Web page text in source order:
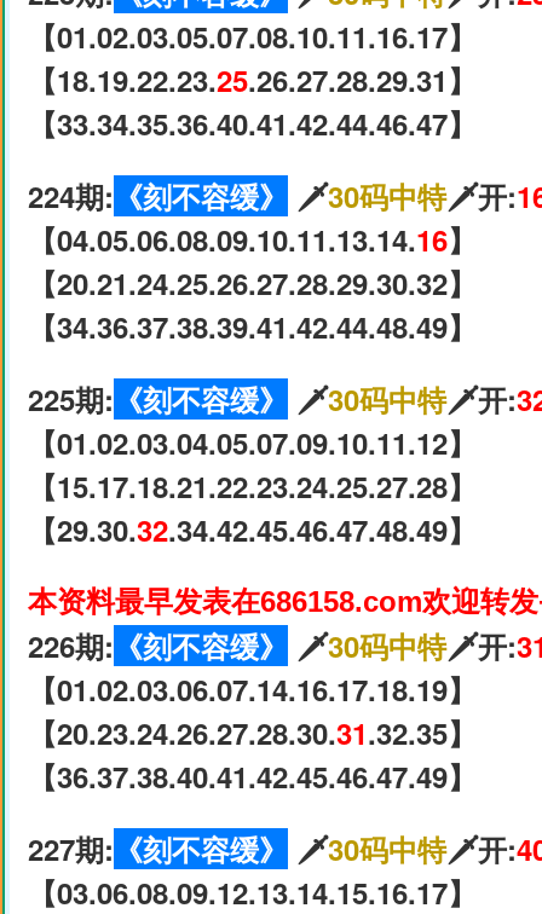
【01.02.03.05.07.08.10.11.16.17】
【18.19.22.23.25.26.27.28.29.31】
【33.34.35.36.40.41.42.44.46.47】
224期: 《刻不容缓》 🗡30码中特🗡开:
【04.05.06.08.09.10.11.13.14.16】
【20.21.24.25.26.27.28.29.30.32】
【34.36.37.38.39.41.42.44.48.49】
225期: 《刻不容缓》 🗡30码中特🗡开:
【01.02.03.04.05.07.09.10.11.12】
【15.17.18.21.22.23.24.25.27.28】
【29.30.32.34.42.45.46.47.48.49】
本资料最早发表在686158.com欢迎转
226期: 《刻不容缓》 🗡30码中特🗡开:
【01.02.03.06.07.14.16.17.18.19】
【20.23.24.26.27.28.30.31.32.35】
【36.37.38.40.41.42.45.46.47.49】
227期: 《刻不容缓》 🗡30码中特🗡开:
【03.06.08.09.12.13.14.15.16.17】